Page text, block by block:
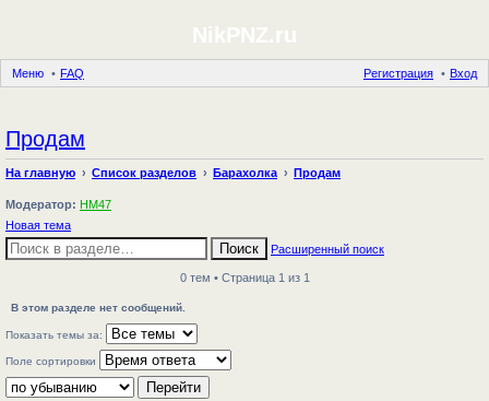
NikPNZ.ru
Меню FAQ Вход
Регистрация
Продам
На главную Список разделов Барахолка Продам
Модератор: HM47
Новая тема
Поиск Расширенный поиск
0 тем • Страница 1 из 1
В этом разделе нет сообщений.
Показать темы за:
Поле сортировки